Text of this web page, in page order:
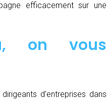
efficacement sur une
on vous
d’entreprises dans